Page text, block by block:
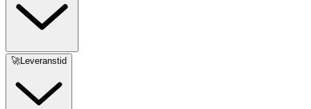
🚀Leveranstid